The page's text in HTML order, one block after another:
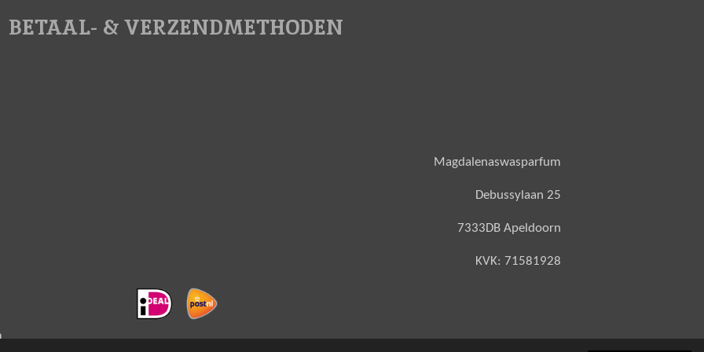
BETAAL- & VERZENDMETHODEN
Magdalenaswasparfum
Debussylaan 25
7333DB Apeldoorn
KVK: 71581928